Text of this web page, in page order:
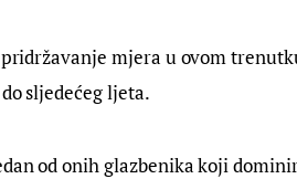
mjera u ovom
sljedećeg ljeta.
od onih glazbenika koji